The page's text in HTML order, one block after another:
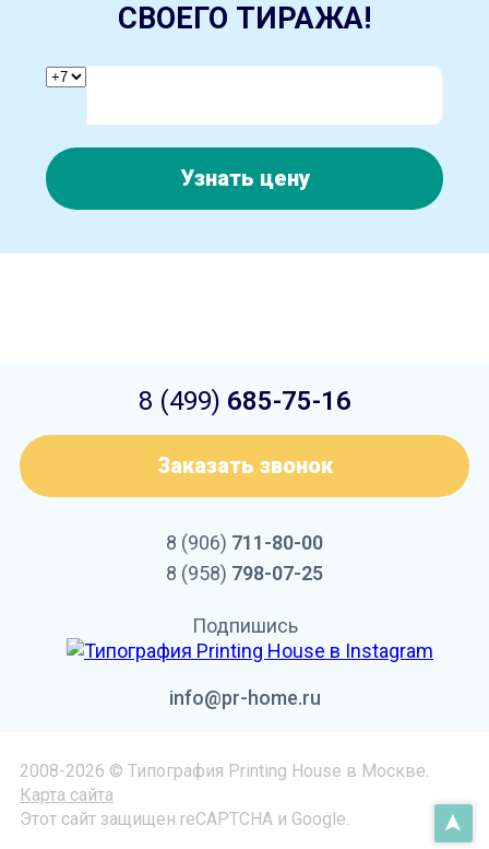
СВОЕГО ТИРАЖА!
Узнать цену
8 (499) 685-75-16
Заказать звонок
8 (906) 711-80-00
8 (958) 798-07-25
Подпишись
info@pr-home.ru
2008-2026 © Типография Printing House в Москве.
Карта сайта
Этот сайт защищен reCAPTCHA и Google.
➤